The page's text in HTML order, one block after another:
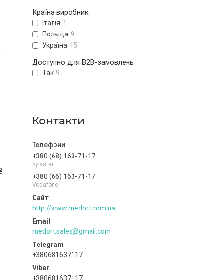
Країна виробник
Італія 1
Польща 9
Україна 15
Доступно для B2B-замовлень
Так 9
Контакти
+380 (68) 163-71-17
Kyivstar
+380 (66) 163-71-17
Vodafone
http://www.medort.com.ua
medort.sales@gmail.com
+380681637117
+380681637117